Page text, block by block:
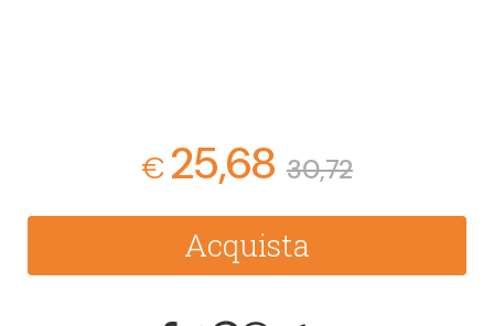
€25,68 30,72
Acquista